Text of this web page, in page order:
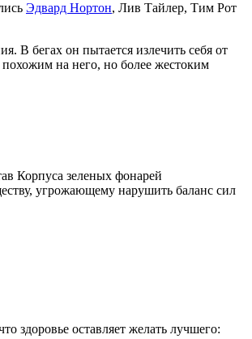
Эдвард Нортон, Лив Тайлер, Тим Рот
В бегах он пытается излечить себя от
похожим на него, но более жестоким
Корпуса зеленых фонарей
угрожающему нарушить баланс сил
оставляет желать лучшего: